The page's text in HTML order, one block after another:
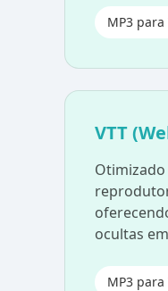
MP3 para
VTT
ocultas
MP3 para